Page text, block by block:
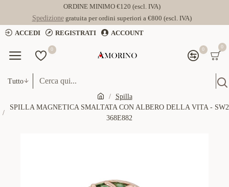
ORDINE MINIMO €120 (escl. IVA)
Spedizionegratuita per ordini superiori a €800 (escl. IVA)
ACCEDI
REGISTRATI ACCOUNT
0 0 0
Tutto
Spilla
SPILLA MAGNETICA SMALTATA CON ALBERO DELLA VITA - SW2
368E882